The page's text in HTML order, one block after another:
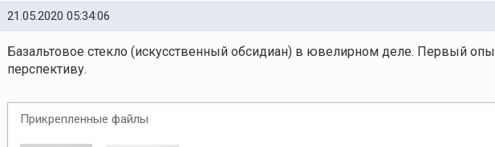
21.05.2020 05:34:06
Базальтовое стекло (искусственный обсидиан) в ювелирном деле. Первый
перспективу.
Прикрепленные файлы